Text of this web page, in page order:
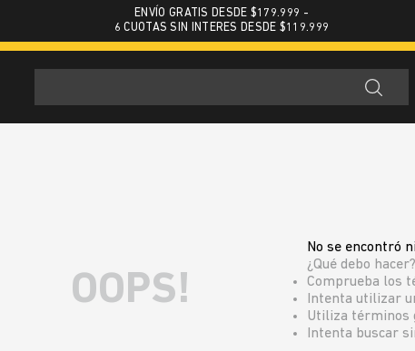
ENVÍO GRATIS DESDE $179.999 -
6 CUOTAS SIN INTERES DESDE $119.999
OOPS!
No se encontró
¿Qué debo hacer?
Comprueba los
Intenta utilizar
Utiliza términos
Intenta buscar